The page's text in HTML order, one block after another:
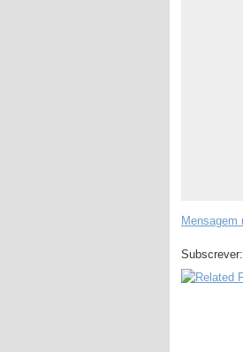
Mensagem
Subscrever: